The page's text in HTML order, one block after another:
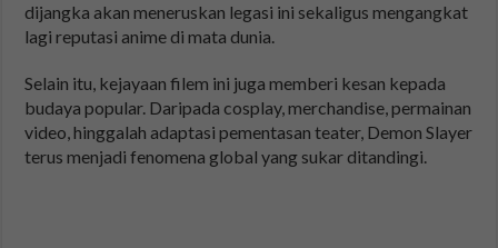
dijangka akan meneruskan legasi ini sekaligus mengangkat
lagi reputasi anime di mata dunia.
Selain itu, kejayaan filem ini juga memberi kesan kepada
budaya popular. Daripada cosplay, merchandise, permainan
video, hinggalah adaptasi pementasan teater, Demon Slayer
terus menjadi fenomena global yang sukar ditandingi.